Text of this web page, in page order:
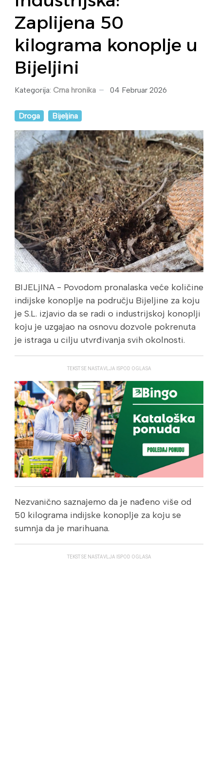
Zaplijena 50
kilograma konoplje u
Bijeljini
Kategorija: Crna hronika 04 Februar 2026
Droga Bijeljina
BIJELjINA - Povodom pronalaska veće količine
indijske konoplje na području Bijeljine za koju
je S.L. izjavio da se radi o industrijskoj konoplji
koju je uzgajao na osnovu dozvole pokrenuta
je istraga u cilju utvrđivanja svih okolnosti.
TEKST SE NASTAVLJA ISPOD OGLASA
Nezvanično saznajemo da je nađeno više od
50 kilograma indijske konoplje za koju se
sumnja da je marihuana.
TEKST SE NASTAVLJA ISPOD OGLASA